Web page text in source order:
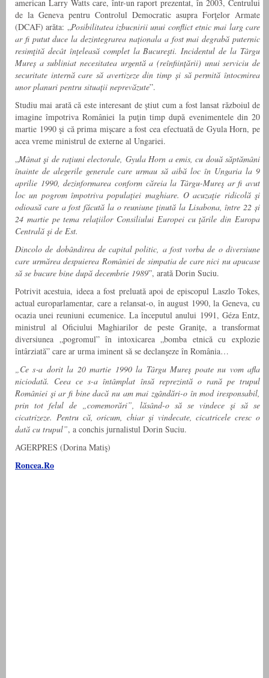
american Larry Watts care, într-un raport prezentat, în 2003, Centrului
de la Geneva pentru Controlul Democratic asupra Forţelor Armate
(DCAF) arăta: „Posibilitatea izbucnirii unui conflict etnic mai larg care
ar fi putut duce la dezintegrarea naţionala a fost mai degrabă puternic
resimţită decât înţeleasă complet la Bucureşti. Incidentul de la Târgu
Mureș a subliniat necesitatea urgentă a (reînființării) unui serviciu de
securitate internă care să avertizeze din timp și să permită întocmirea
unor planuri pentru situații neprevăzute”.
Studiu mai arată că este interesant de știut cum a fost lansat războiul de
imagine împotriva României la puţin timp după evenimentele din 20
martie 1990 şi că prima mişcare a fost cea efectuată de Gyula Horn, pe
acea vreme ministrul de externe al Ungariei.
„Mânat şi de raţiuni electorale, Gyula Horn a emis, cu două săptămâni
înainte de alegerile generale care urmau să aibă loc în Ungaria la 9
aprilie 1990, dezinformarea conform căreia la Târgu-Mureş ar fi avut
loc un pogrom împotriva populaţiei maghiare. O acuzaţie ridicolă şi
odioasă care a fost făcută la o reuniune ţinută la Lisabona, între 22 și
24 martie pe tema relaţiilor Consiliului Europei cu ţările din Europa
Centrală şi de Est.
Dincolo de dobândirea de capital politic, a fost vorba de o diversiune
care urmărea despuierea României de simpatia de care nici nu apucase
să se bucure bine după decembrie 1989”, arată Dorin Suciu.
Potrivit acestuia, ideea a fost preluată apoi de episcopul Laszlo Tokes,
actual europarlamentar, care a relansat-o, în august 1990, la Geneva, cu
ocazia unei reuniuni ecumenice. La începutul anului 1991, Géza Entz,
ministrul al Oficiului Maghiarilor de peste Graniţe, a transformat
diversiunea „pogromul” în intoxicarea „bomba etnică cu explozie
întârziată” care ar urma iminent să se declanşeze în România…
„Ce s‑a dorit la 20 martie 1990 la Târgu Mureş poate nu vom afla
niciodată. Ceea ce s-a întâmplat însă reprezintă o rană pe trupul
României şi ar fi bine dacă nu am mai zgândări-o în mod iresponsabil,
prin tot felul de „comemorări”, lăsând-o să se vindece şi să se
cicatrizeze. Pentru că, oricum, chiar şi vindecate, cicatricele cresc o
dată cu trupul”, a conchis jurnalistul Dorin Suciu.
AGERPRES (Dorina Matiş)
Roncea.Ro